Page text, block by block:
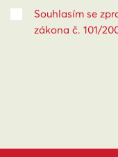
Souhlasím se
zákona č. 101/